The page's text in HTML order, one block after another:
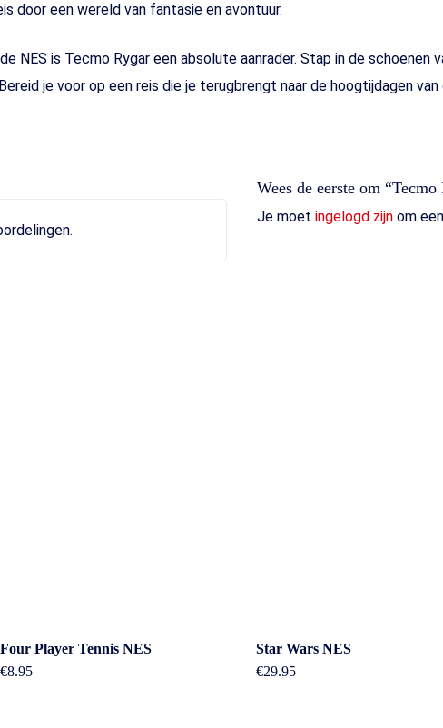
door een wereld van fantasie en avontuur.
NES is Tecmo Rygar een absolute aanrader. Stap in de schoenen
je voor op een reis die je terugbrengt naar de hoogtijdagen
Wees de eerste om
Je moetingelogd zijn om
Four Player Tennis NES
€8.95
Star Wars NES
€29.95
Beleid &